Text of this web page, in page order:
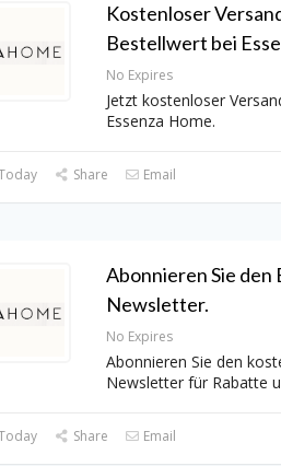
Kostenloser
Bestellwert bei
No Expires
Jetzt kostenloser
Essenza Home.
Share Email
Abonnieren Sie den
Newsletter.
No Expires
Abonnieren Sie den
Newsletter für Rabatte
Share Email